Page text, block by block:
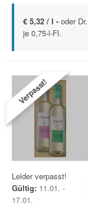
€ 5,32 / l - oder
je 0,75-l-Fl.
Verpasst!
Leider verpasst!
Gültig: 11.01. -
17.01.